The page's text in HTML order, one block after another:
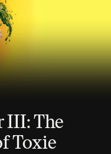
III: The
Toxie